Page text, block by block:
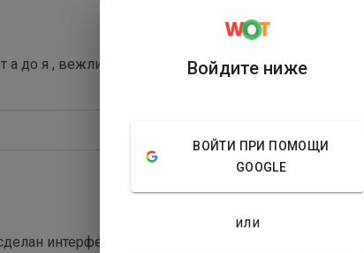
а до я , вежливости вам явно не занимать)))
интерфейс, что позволяет новому пользователю
Войдите ниже
ВОЙТИ ПРИ ПОМОЩИ
GOOGLE
или